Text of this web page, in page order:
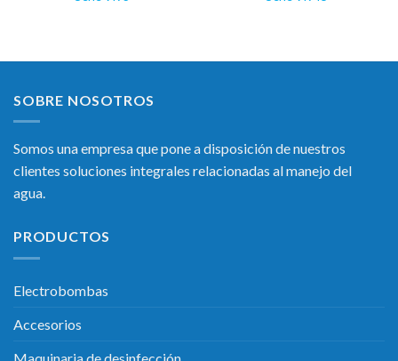
SOBRE NOSOTROS
Somos una empresa que pone a disposición de nuestros
clientes soluciones integrales relacionadas al manejo del
agua.
PRODUCTOS
Electrobombas
Accesorios